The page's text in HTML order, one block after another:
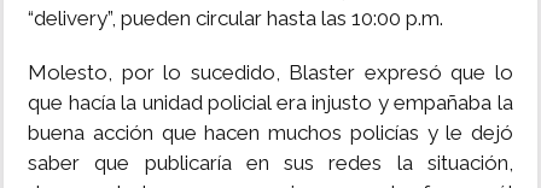
“delivery”, pueden circular hasta las 10:00 p.m.
Molesto, por lo sucedido, Blaster expresó que lo
que hacía la unidad policial era injusto y empañaba la
buena acción que hacen muchos policías y le dejó
saber que publicaría en sus redes la situación,